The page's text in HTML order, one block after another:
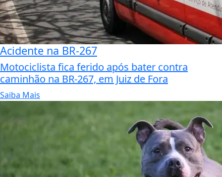
Acidente na BR-267
Motociclista fica ferido após bater contra
caminhão na BR-267, em Juiz de Fora
Saiba Mais